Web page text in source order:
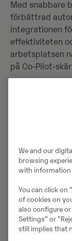
Med snabbare
förbättrad
integrationen
effektiviteten
arbetsplatsen
på Co-Pilot-
We and our
browsing
with information
You can click on
of cookies on
also configure
Settings” or
still implies that